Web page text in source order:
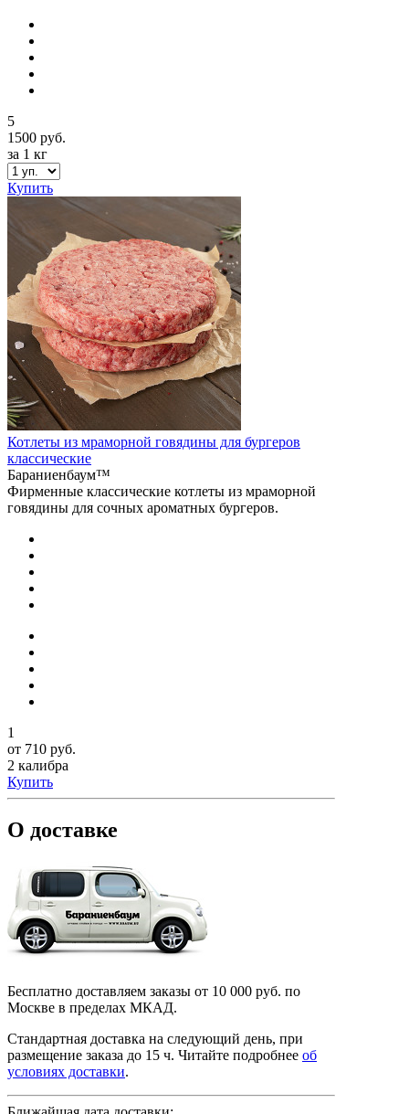
5
1500 руб.
за 1 кг
Купить
Котлеты из мраморной говядины для бургеров
классические
Бараниенбаум™
Фирменные классические котлеты из мраморной
говядины для сочных ароматных бургеров.
1
от 710 руб.
2 калибра
Купить
О доставке
Бесплатно доставляем заказы от 10 000 руб. по
Москве в пределах МКАД.
Стандартная доставка на следующий день, при
размещение заказа до 15 ч. Читайте подробнее об
условиях доставки.